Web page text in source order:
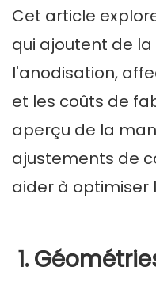
Cet article
qui ajoutent de
l'anodisation,
et les coûts de
aperçu de la
ajustements de
aider à optimiser
1.